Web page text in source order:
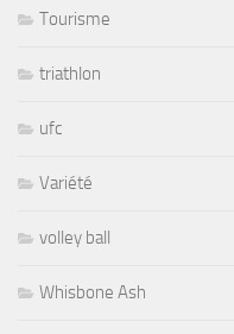
Tourisme
triathlon
ufc
Variété
volley ball
Whisbone Ash